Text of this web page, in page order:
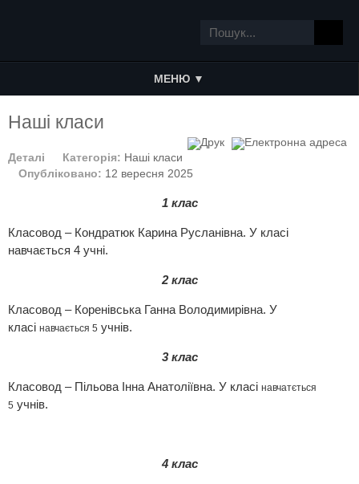
МЕНЮ ▼
Наші класи
Деталі Категорія: Наші класи
Опубліковано: 12 вересня 2025
1 клас
Класовод – Кондратюк Карина Русланівна. У класі
навчається 4 учні.
2 клас
Класовод – Коренівська Ганна Володимирівна. У
класі навчається 5 учнів.
3 клас
Класовод – Пільова Інна Анатоліївна. У класі навчатється
5 учнів.
4 клас